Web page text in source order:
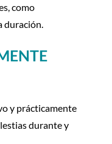
como
duración.
y prácticamente
durante y